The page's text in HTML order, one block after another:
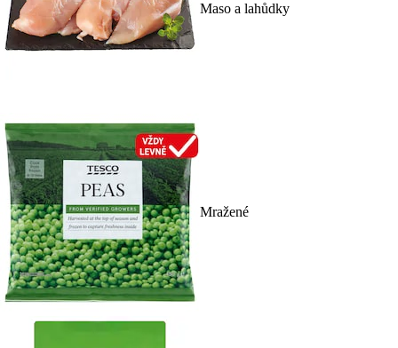
Maso a lahůdky
Mražené